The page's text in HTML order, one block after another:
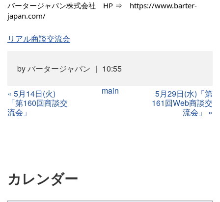
バータージャパン株式会社 HP ⇒ https://www.barter-
japan.com/
リアル商談交流会
byバータージャパン 10:55
« 5月14日(火)
「第160回商談交
流会」
main
5月29日(水)「第
161回Web商談交
流会」
»
カレンダー